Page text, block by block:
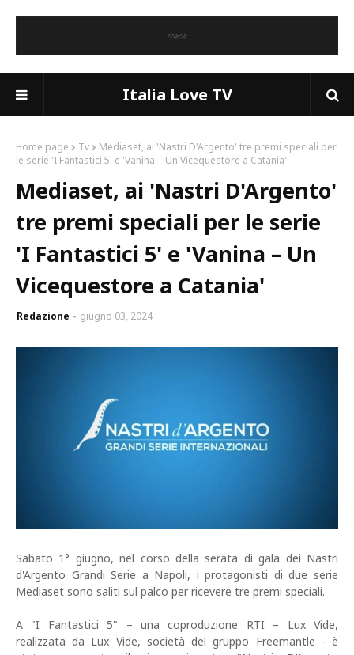
Italia Love TV
Home page Tv
Mediaset, ai 'Nastri D'Argento' tre premi speciali per
le serie 'I Fantastici 5' e 'Vanina – Un Vicequestore a Catania'
Mediaset, ai 'Nastri D'Argento'
tre premi speciali per le serie
'I Fantastici 5' e 'Vanina – Un
Vicequestore a Catania'
Redazione giugno 03, 2024
Sabato 1° giugno, nel corso della serata di gala dei Nastri
d'Argento Grandi Serie a Napoli, i protagonisti di due serie
Mediaset sono saliti sul palco per ricevere tre premi speciali.
A "I Fantastici 5" – una coproduzione RTI – Lux Vide,
realizzata da Lux Vide, società del gruppo Freemantle - è